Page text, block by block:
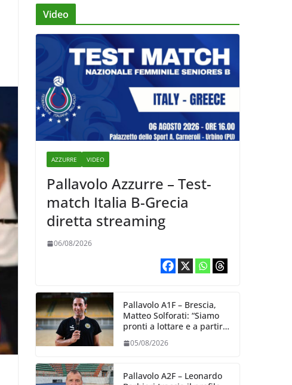
Video
AZZURRE VIDEO
Pallavolo Azzurre – Test-
match Italia B-Grecia
diretta streaming
06/08/2026
Pallavolo A1F – Brescia,
Matteo Solforati: “Siamo
pronti a lottare e a partire
giorno”
05/08/2026
Pallavolo A2F – Leonardo